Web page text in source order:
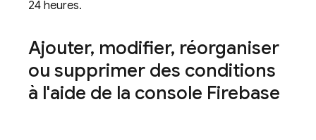
24 heures.
Ajouter, modifier, réorganiser
ou supprimer des conditions
à l'aide de la console Firebase